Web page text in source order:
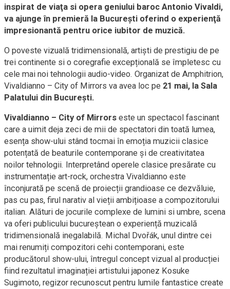
inspirat de viaţa si opera geniului baroc Antonio Vivaldi,
va ajunge în premieră la Bucureşti oferind o experienţă
impresionantă pentru orice iubitor de muzică.
O poveste vizuală tridimensională, artiști de prestigiu de pe
trei continente si o coregrafie excepțională se împletesc cu
cele mai noi tehnologii audio-video. Organizat de Amphitrion,
Vivaldianno – City of Mirrors va avea loc pe 21 mai, la Sala
Palatului din București.
Vivaldianno – City of Mirrors este un spectacol fascinant
care a uimit deja zeci de mii de spectatori din toată lumea,
esența show-ului stând tocmai în emoția muzicii clasice
potențată de beaturile contemporane și de creativitatea
noilor tehnologii. Interpretând operele clasice presărate cu
instrumentație art-rock, orchestra Vivaldianno este
înconjurată pe scenă de proiecții grandioase ce dezvăluie,
pas cu pas, firul narativ al vieții ambițioase a compozitorului
italian. Alături de jocurile complexe de lumini si umbre, scena
va oferi publicului bucureștean o experiență muzicală
tridimensională inegalabilă. Michal Dvořák, unul dintre cei
mai renumiți compozitori cehi contemporani, este
producătorul show-ului, întregul concept vizual al producției
fiind rezultatul imaginației artistului japonez Kosuke
Sugimoto, regizor recunoscut pentru lumile fantastice create